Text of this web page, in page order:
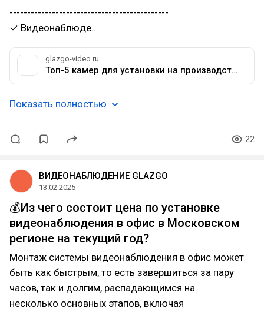
---------------------------------------------
✓ Видеонаблюде…
glazgo-video.ru
Топ-5 камер для установки на производство до 15 тыс.руб.
Показать полностью
22
ВИДЕОНАБЛЮДЕНИЕ GLAZGO
13.02.2025
💰Из чего состоит цена по установке
видеонаблюдения в офис в Московском
регионе на текущий год?
Монтаж системы видеонаблюдения в офис может
быть как быстрым, то есть завершиться за пару
часов, так и долгим, распадающимся на
несколько основных этапов, включая